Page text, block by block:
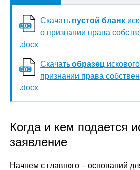
Скачать пустой бланк
о признании права
.docx
Скачать образец
признании права
.docx
Когда и кем подается
заявление
Начнем с главного – оснований